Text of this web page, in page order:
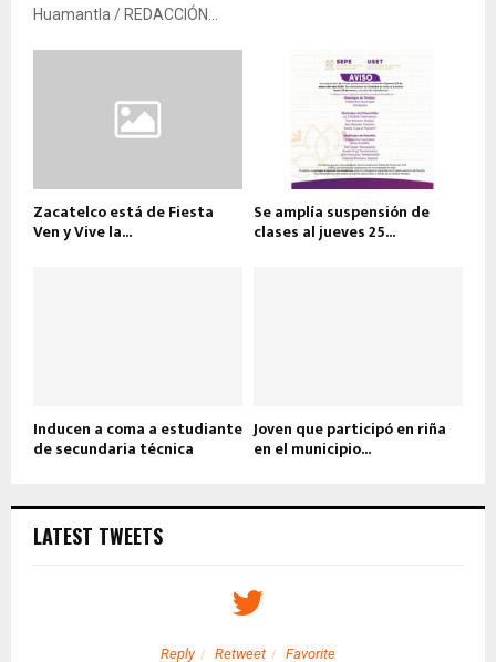
Huamantla / REDACCIÓN...
Zacatelco está de Fiesta
Ven y Vive la...
Se amplía suspensión de
clases al jueves 25...
Inducen a coma a estudiante
de secundaria técnica
Joven que participó en riña
en el municipio...
LATEST TWEETS
Reply Retweet Favorite